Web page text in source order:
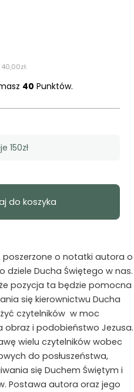
40,00zł.
40 Punktów.
150zł
do koszyka
poszerzone o notatki autora o
dziele Ducha Świętego w nas.
pozycja ta będzie pomocna
się kierownictwu Ducha
czytelników w moc
obraz i podobieństwo Jezusa.
wielu czytelników wobec
do posłuszeństwa,
się Duchem Świętym i
Postawa autora oraz jego